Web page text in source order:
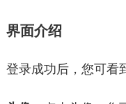
界面介绍
登录成功后，您可看